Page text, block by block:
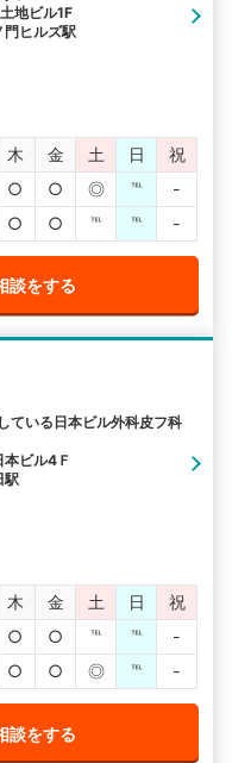
地ビル1F
ヒルズ駅
木 金 土 日
祝
○ ○ ◎ ℡
-
○ ○ ℡ ℡ -
談をする
ている日本ビル外科皮フ科
ビル4Ｆ
駅
木 金 土 日
祝
○ ○ ℡ ℡
-
○ ○ ◎ ℡ -
談をする